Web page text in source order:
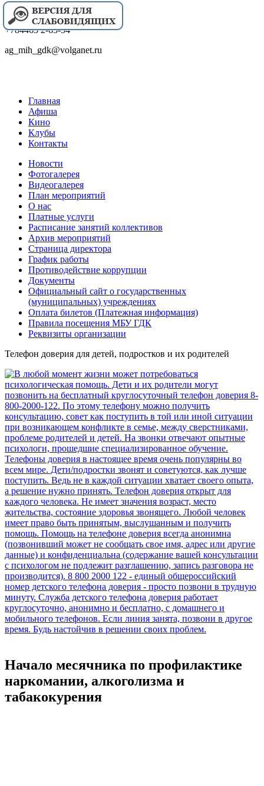
+784463 2-63-54
ag_mih_gdk@volganet.ru
Главная
Афиша
Кино
Клубы
Контакты
Новости
Фотогалерея
Видеогалерея
План мероприятий
О нас
Платные услуги
Расписание занятий коллективов
Архив мероприятий
Страница директора
График работы
Противодействие коррупции
Документы
Официальный сайт о государственных
(муниципальных) учреждениях
Оплата билетов (Платежная информация)
Правила посещения МБУ ГДК
Реквизиты организации
Телефон доверия для детей, подростков и их родителей
Начало месячника по профилактике
наркомании, алкоголизма и
табакокурения